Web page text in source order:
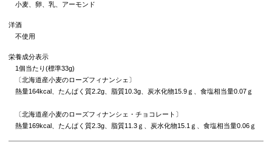
小麦、卵、乳、アーモンド
洋酒
不使用
栄養成分表示
1個当たり(標準33g)
〔北海道産小麦のローズフィナンシェ〕
熱量164kcal、たんぱく質2.2g、脂質10.3g、炭水化物15.9ｇ、食塩相当量0.07ｇ
〔北海道産小麦のローズフィナンシェ・チョコレート〕
熱量169kcal、たんぱく質2.3g、脂質11.3ｇ、炭水化物15.1ｇ、食塩相当量0.06ｇ